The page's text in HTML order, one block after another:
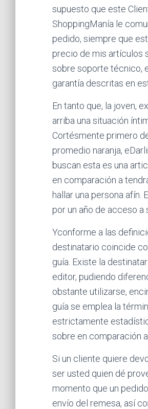
supuesto que este
ShoppingManía le
pedido, siempre que
precio de mis artículos
sobre soporte técnico,
garantía descritas en
En tanto que, la joven,
arriba una situación
Cortésmente primero
promedio naranja,
buscan esta es una
en comparación a
hallar una persona
por un año de acceso a
Yconforme a las
destinatario coincide
guía. Existe la
editor, pudiendo
obstante utilizarse,
guía se emplea la
estrictamente
sobre en comparación
Si un cliente quiere
ser usted quien dé
momento que un
envío del remesa, así